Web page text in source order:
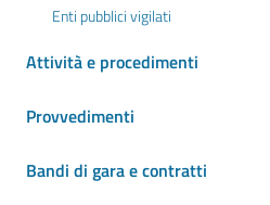
Enti pubblici vigilati
Attività e procedimenti
Provvedimenti
Bandi di gara e contratti